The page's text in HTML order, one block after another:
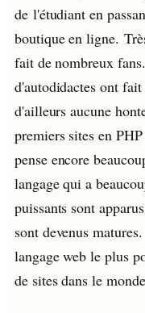
de l'étudiant en
boutique en ligne.
fait de nombreux
d'autodidactes ont
d'ailleurs aucune
premiers sites en
pense encore
langage qui a
puissants sont
sont devenus
langage web le plus
de sites dans le